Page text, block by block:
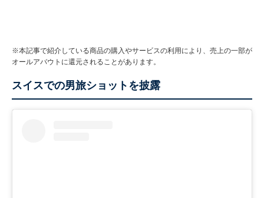
※本記事で紹介している商品の購入やサービスの利用により、売上の一部が
オールアバウトに還元されることがあります。
スイスでの男旅ショットを披露